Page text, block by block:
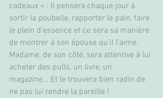
cadeaux » : Il pensera chaque jour à
sortir la poubelle, rapporter le pain, faire
le plein d’essence et ce sera sa manière
de montrer à son épouse qu’il l’aime.
Madame, de son côté, sera attentive à lui
acheter des pulls, un livre, un
magazine… Et le trouvera bien radin de
ne pas lui rendre la pareille !